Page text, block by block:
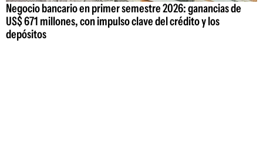
Negocio bancario en primer semestre 2026: ganancias de
US$ 671 millones, con impulso clave del crédito y los
depósitos